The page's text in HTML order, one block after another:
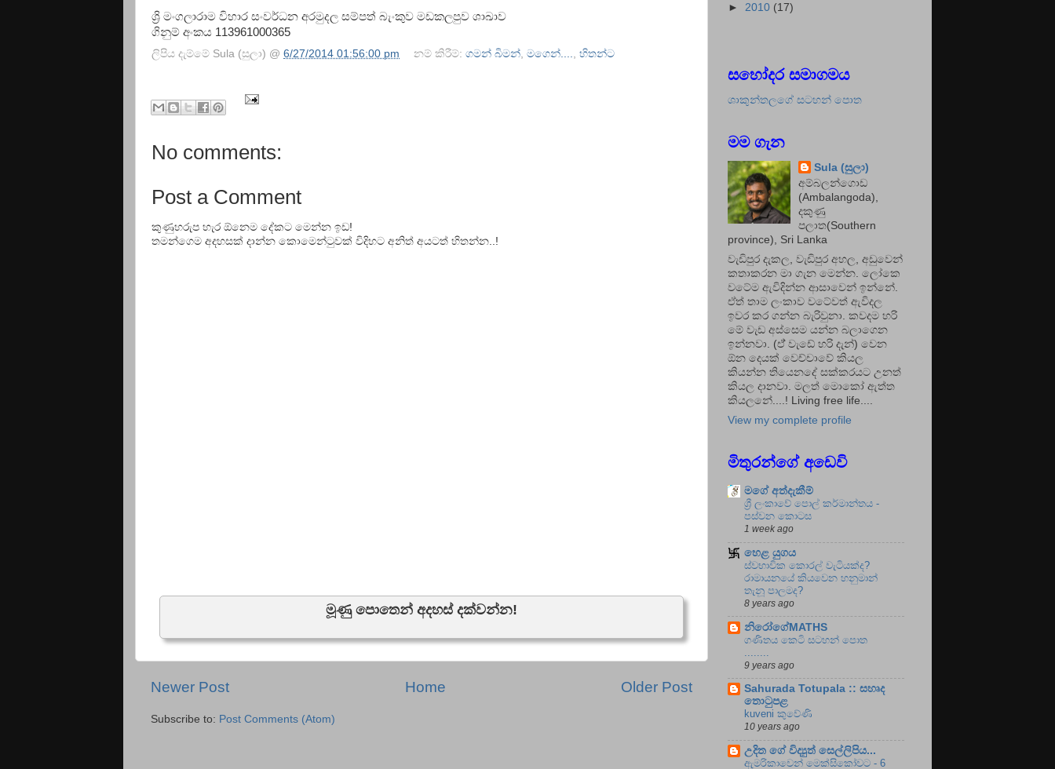
ශ්‍රි මංගලාරාම විහාර සංවර්ධන අරමුදල සම්පත් බැංකුව මඩකලපුව ශාඛාව
ගිනුම් අංකය 113961000365
ලිපිය දැම්මේ Sula (සුලා) @ 6/27/2014 01:56:00 pm නම් කිරීම්: ගමන් බිමන්, මගෙන්.... හිතන්ට
No comments:
Post a Comment
කුණුහරුප හැර ඕනෙම දේකට මෙන්න ඉඩ!
තමන්ගෙම අදහසක් දාන්න කොමෙන්ටුවක් විදිහට අනිත් අයටත් හිතන්න..!
මූණු පොතෙන් අදහස් දක්වන්න!
Newer Post Older Post
Home
Subscribe to: Post Comments (Atom)
► 2010 (17)
සහෝදර සමාගමය
ශාකුන්තලගේ සටහන් පොත
මම ගැන
Sula (සුලා)
අම්බලන්ගොඩ
(Ambalangoda),
දකුණු
පලාත(Southern
province), Sri Lanka
වැඩිපුර දැකල, වැඩිපුර අහල, අඩුවෙන්
කතාකරන මා ගැන මෙන්න. ලෝකෙ
වටේම ඇවිදින්න ආසාවෙන් ඉන්නේ.
ඒත් තාම ලංකාව වටේවත් ඇවිදල
ඉවර කර ගන්න බැරිවුනා. කවදම හරි
මේ වැඩ අස්සෙම යන්න බලාගෙන
ඉන්නවා. (ඒ් වැඩේ හරි දැන්) වෙන
ඕන දෙයක් වෙච්චාවේ කියල
කියන්න තියෙනදේ සක්කරයට උනත්
කියල දානවා. මලත් මොකෝ ඇත්ත
කියලනේ....! Living free life....
View my complete profile
මිතුරන්ගේ අඩෙවි
මගේ අත්දැකීම්
ශ්‍රී ලංකාවේ පොල් කර්මාන්තය -
පස්වන කොටස
1 week ago
හෙළ යුගය
ස්වභාවික කොරල් වැටියක්ද?
රාමායනයේ කියවෙන හනුමාන්
තැනූ පාලමද?
8 years ago
නිරෝගේMATHS
ගණිතය කෙටි සටහන් පොත
9 years ago
Sahurada Totupala :: සහෘද
තොටුපළ
kuveni කුවේණි
10 years ago
උදිත ගේ විද්‍යුත් සෙල්ලිපිය...
ඇමරිකාවෙන් මෙක්සිකෝවට - 6